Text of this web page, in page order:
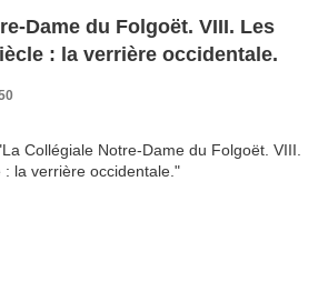
Dame du Folgoët. VIII. Les
: la verrière occidentale.